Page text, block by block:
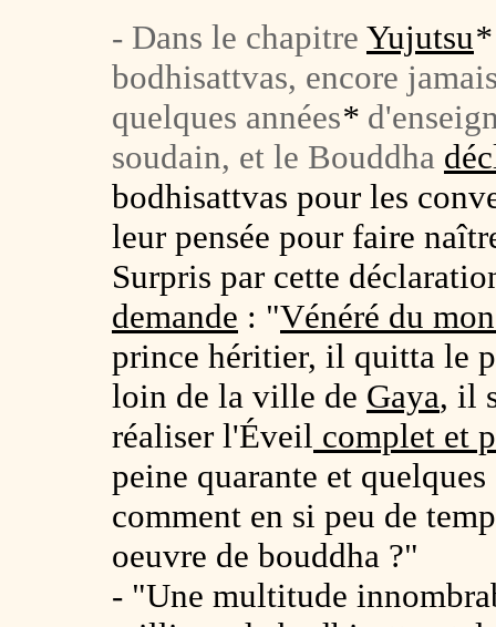
- Dans le chapitre Yujutsu*
bodhisattvas, encore
quelques années*
soudain, et le Bouddha
bodhisattvas pour les
leur pensée pour faire
Surpris par cette
demande : "Vénéré du
prince héritier, il quitta le
loin de la ville de Gaya, il
réaliser l'Éveil complet et
peine quarante et quelques
comment en si peu de
oeuvre de bouddha ?"
- "Une multitude